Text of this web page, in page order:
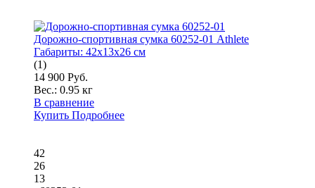
Дорожно-спортивная сумка 60252-01 Athlete
Габариты: 42x13x26 см
(1)
14 900 Руб.
Вес.: 0.95 кг
В сравнение
Купить Подробнее
42
26
13